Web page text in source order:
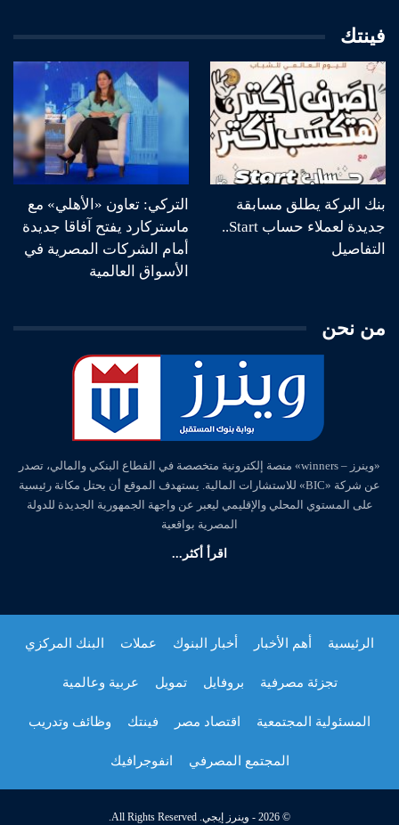
فينتك
بنك البركة يطلق مسابقة
جديدة لعملاء حساب Start..
التفاصيل
التركي: تعاون «الأهلي» مع
ماستركارد يفتح آفاقا جديدة
أمام الشركات المصرية في
الأسواق العالمية
من نحن
«وينرز – winners» منصة إلكترونية متخصصة في القطاع البنكي والمالي، تصدر
عن شركة «BIC» للاستشارات المالية. يستهدف الموقع أن يحتل مكانة رئيسية
على المستوي المحلي والإقليمي ليعبر عن واجهة الجمهورية الجديدة للدولة
المصرية بواقعية
اقرأ أكثر...
الرئيسية أهم الأخبار أخبار البنوك عملات البنك المركزي
تجزئة مصرفية بروفايل تمويل عربية وعالمية
المسئولية المجتمعية اقتصاد مصر فينتك وظائف وتدريب
المجتمع المصرفي انفوجرافيك
© 2026 - وينرز إيجي. All Rights Reserved.